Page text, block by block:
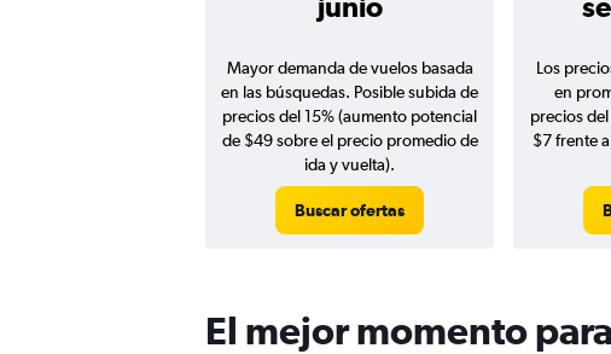
Mayor demanda de vuelos basada
en las búsquedas. Posible subida de
precios del 15% (aumento potencial
de $49 sobre el precio promedio de
ida y vuelta).
Buscar ofertas
Los
en
precios
$7 frente
El mejor momento